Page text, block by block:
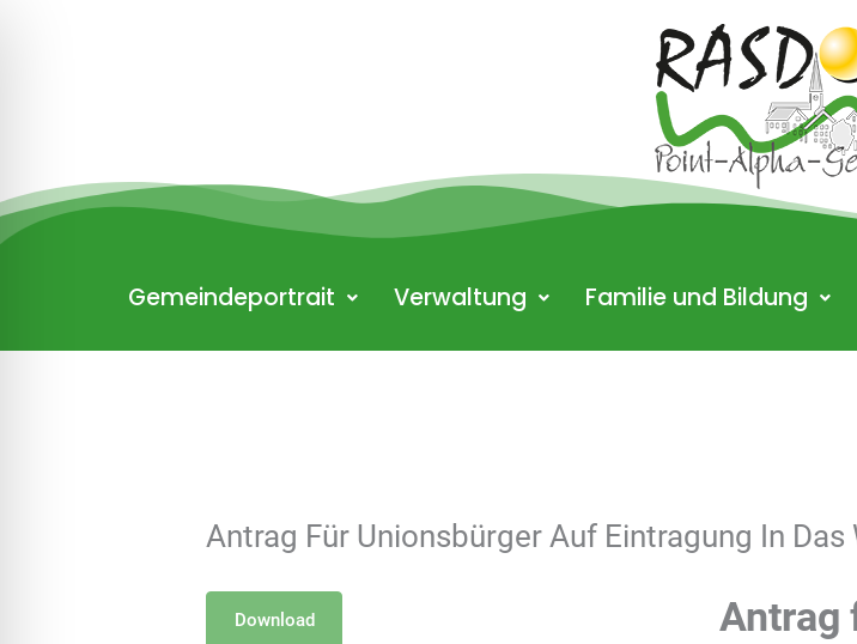
Gemeindeportrait Verwaltung Familie und Bildung
Antrag Für Unionsbürger Auf Eintragung In
Download
Antrag